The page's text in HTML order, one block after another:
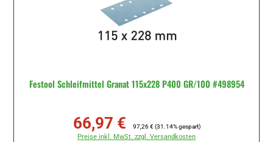
Festool Schleifmittel Granat 115x228 P400 GR/100 #498954
Verkaufspreis:
66,97 € Regulärer Preis:
97,26 € (31.14% gespart)
Preise inkl. MwSt. zzgl. Versandkosten